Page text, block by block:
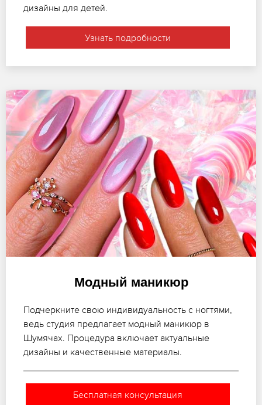
дизайны для детей.
Узнать подробности
Модный маникюр
Подчеркните свою индивидуальность с ногтями,
ведь студия предлагает модный маникюр в
Шумячах. Процедура включает актуальные
дизайны и качественные материалы.
Бесплатная консультация